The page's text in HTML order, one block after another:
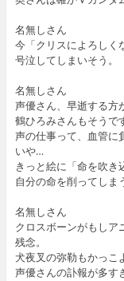
名無しさん
今「クリスによろしく
号泣してしまいそう。
名無しさん
声優さん、早逝する方
鶴ひろみさんもそうで
声の仕事って、血管に
いや…
きっと絵に「命を吹き
自分の命を削ってし
名無しさん
クロスボーンがもしア
残念。
犬夜叉の弥勒もかっこ
声優さんの訃報が多す